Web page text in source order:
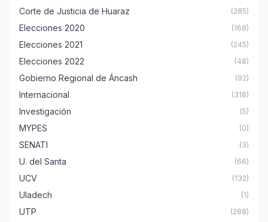
Corte de Justicia de Huaraz (285)
Elecciones 2020 (168)
Elecciones 2021 (245)
Elecciones 2022 (48)
Gobierno Regional de Áncash (92)
Internacional (318)
Investigación (5)
MYPES (0)
SENATI (3)
U. del Santa (66)
UCV (132)
Uladech (1)
UTP (288)